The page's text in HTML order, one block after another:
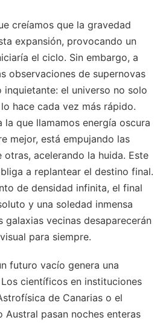
creíamos que la gravedad
expansión, provocando un
el ciclo. Sin embargo, a
observaciones de supernovas
inquietante: el universo no solo
hace cada vez más rápido.
la que llamamos energía oscura
mejor, está empujando las
otras, acelerando la huida. Este
a replantear el destino final.
de densidad infinita, el final
y una soledad inmensa
galaxias vecinas desaparecerán
para siempre.
futuro vacío genera una
científicos en instituciones
de Canarias o el
Austral pasan noches enteras